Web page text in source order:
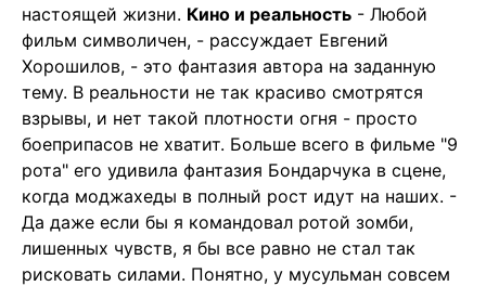
настоящей жизни. Кино и реальность - Любой
фильм символичен, - рассуждает Евгений
Хорошилов, - это фантазия автора на заданную
тему. В реальности не так красиво смотрятся
взрывы, и нет такой плотности огня - просто
боеприпасов не хватит. Больше всего в фильме "9
рота" его удивила фантазия Бондарчука в сцене,
когда моджахеды в полный рост идут на наших. -
Да даже если бы я командовал ротой зомби,
лишенных чувств, я бы все равно не стал так
рисковать силами. Понятно, у мусульман совсем